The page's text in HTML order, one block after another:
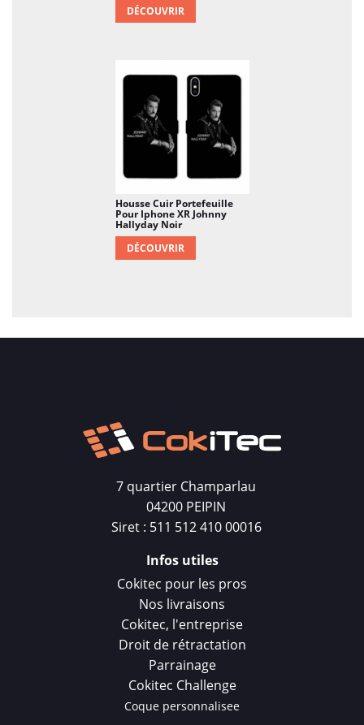
DÉCOUVRIR
Housse Cuir Portefeuille
Pour Iphone XR Johnny
Hallyday Noir
DÉCOUVRIR
7 quartier Champarlau
04200 PEIPIN
Siret : 511 512 410 00016
Infos utiles
Cokitec pour les pros
Nos livraisons
Cokitec, l'entreprise
Droit de rétractation
Parrainage
Cokitec Challenge
Coque personnalisee